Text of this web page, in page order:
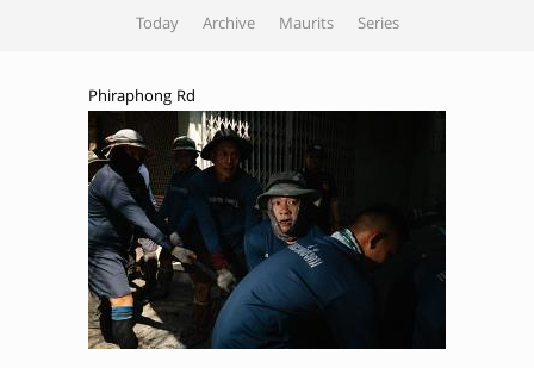
Today Archive Maurits Series
Phiraphong Rd